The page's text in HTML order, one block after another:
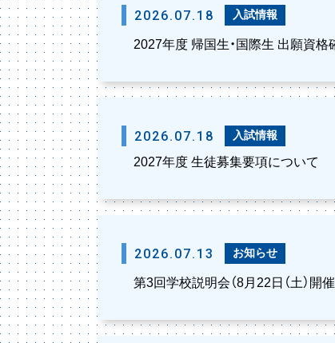
2026.07.18 入試情報
2027年度 帰国生・国際生 出願資格
2026.07.18 入試情報
2027年度 生徒募集要項について
2026.07.13 お知らせ
第3回学校説明会（8月22日（土）開